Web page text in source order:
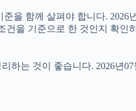
함께 살펴야 합니다. 2026
을 기준으로 한 것인지 확인
는 것이 좋습니다. 2026년